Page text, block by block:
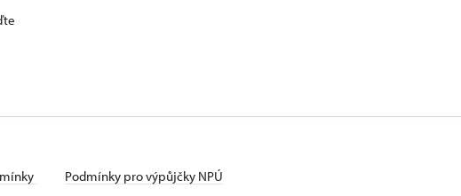
Podmínky pro výpůjčky NPÚ